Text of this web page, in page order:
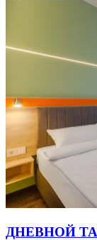
ДНЕВНОЙ